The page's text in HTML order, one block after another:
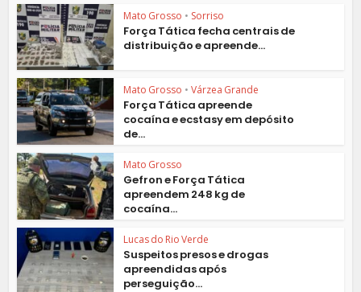
Mato Grosso • Sorriso
Força Tática fecha centrais de
distribuição e apreende...
Mato Grosso • Várzea Grande
Força Tática apreende
cocaína e ecstasy em depósito
de...
Mato Grosso
Gefron e Força Tática
apreendem 248 kg de
cocaína...
Lucas do Rio Verde
Suspeitos presos e drogas
apreendidas após
perseguição...